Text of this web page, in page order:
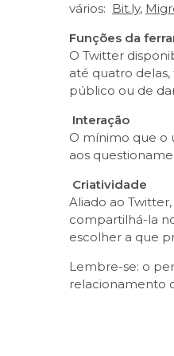
vários: Bit.ly,
Funções da
O Twitter
até quatro
público ou de
Interação
O mínimo que o
aos
Criatividade
Aliado ao
compartilhá-la
escolher a que
Lembre-se: o
relacionamento